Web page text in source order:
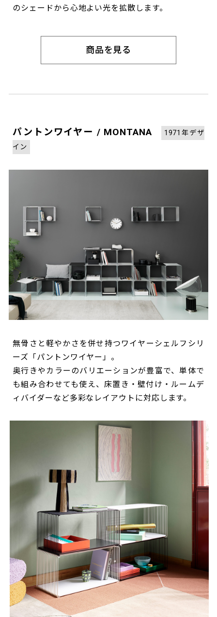
のシェードから心地よい光を拡散します。
商品を見る
パントンワイヤー / MONTANA
1971年デザ
イン
無骨さと軽やかさを併せ持つワイヤーシェルフシリ
ーズ「パントンワイヤー」。
奥行きやカラーのバリエーションが豊富で、単体で
も組み合わせても使え、床置き・壁付け・ルームデ
ィバイダーなど多彩なレイアウトに対応します。